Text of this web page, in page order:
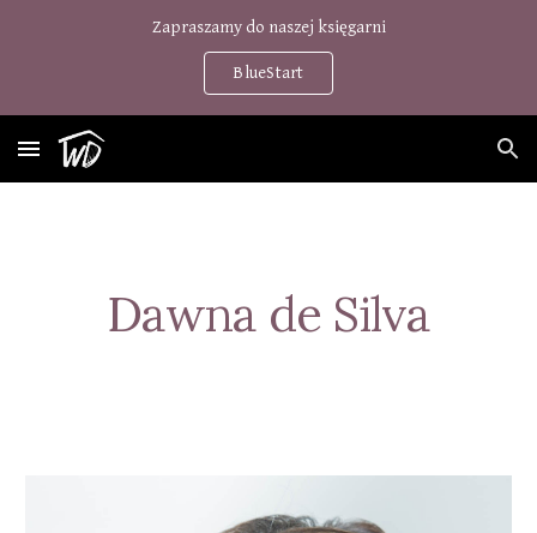
Zapraszamy do naszej księgarni
BlueStart
Dawna de Silva